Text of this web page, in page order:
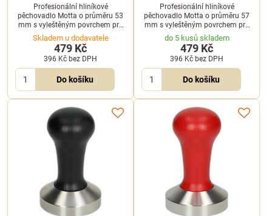
Profesionální hliníkové
pěchovadlo Motta o průměru 53
mm s vyleštěným povrchem pro
precizní upěchování mleté kávy v
páce kávovaru.
Skladem u dodavatele
479 Kč
396 Kč bez DPH
Do košíku
Profesionální hliníkové
pěchovadlo Motta o průměru 57
mm s vyleštěným povrchem pro
precizní upěchování mleté kávy v
páce kávovaru.
do 5 kusů skladem
479 Kč
396 Kč bez DPH
Do košíku